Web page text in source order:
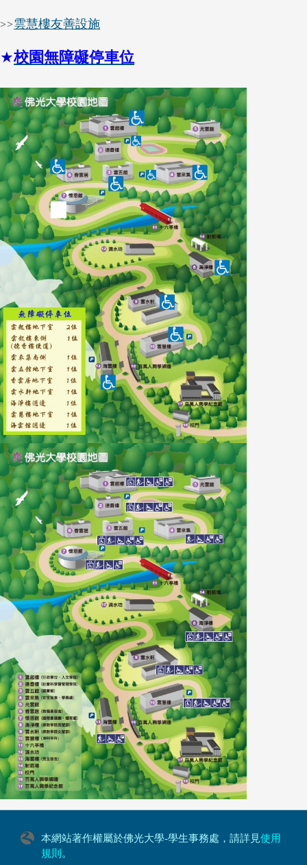
>>雲慧樓友善設施
★校園無障礙停車位
本網站著作權屬於佛光大學-學生事務處，請詳見使用
規則 。